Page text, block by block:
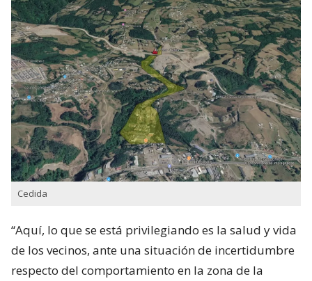
Cedida
“Aquí, lo que se está privilegiando es la salud y vida
de los vecinos, ante una situación de incertidumbre
respecto del comportamiento en la zona de la